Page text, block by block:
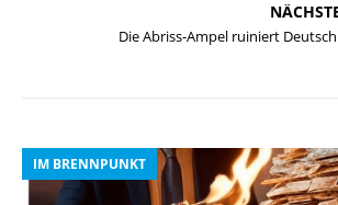
Die Abriss-Ampel ruiniert
IM BRENNPUNKT